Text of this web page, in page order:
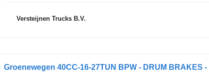
Versteijnen Trucks B.V.
Groenewegen 40CC-16-27TUN BPW - DRUM BRAKES